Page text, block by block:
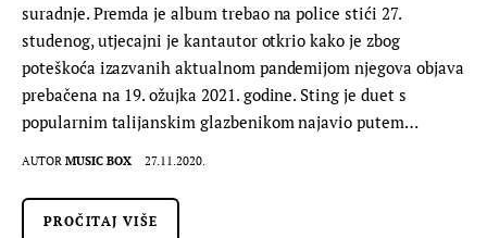
suradnje. Premda je album trebao na police stići 27.
studenog, utjecajni je kantautor otkrio kako je zbog
poteškoća izazvanih aktualnom pandemijom njegova objava
prebačena na 19. ožujka 2021. godine. Sting je duet s
popularnim talijanskim glazbenikom najavio putem…
AUTOR MUSIC BOX 27.11.2020.
PROČITAJ VIŠE